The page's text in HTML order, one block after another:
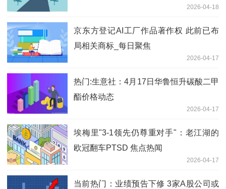
2026-04-18
京东方登记AI工厂作品著作权 此前已布
局相关商标_每日聚焦
2026-04-17
热门:生意社：4月17日华鲁恒升碳酸二甲
酯价格动态
2026-04-17
埃梅里"3-1领先仍尊重对手"：老江湖的
欧冠翻车PTSD 焦点热闻
2026-04-17
当前热门：业绩预告下修 3家A股公司或